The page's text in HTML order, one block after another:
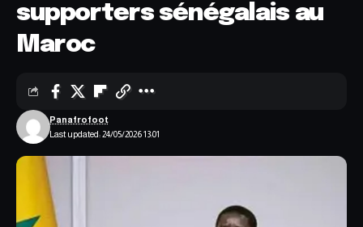
supporters sénégalais au
Maroc
Last updated: 24/05/2026 13:01
Panafrofoot